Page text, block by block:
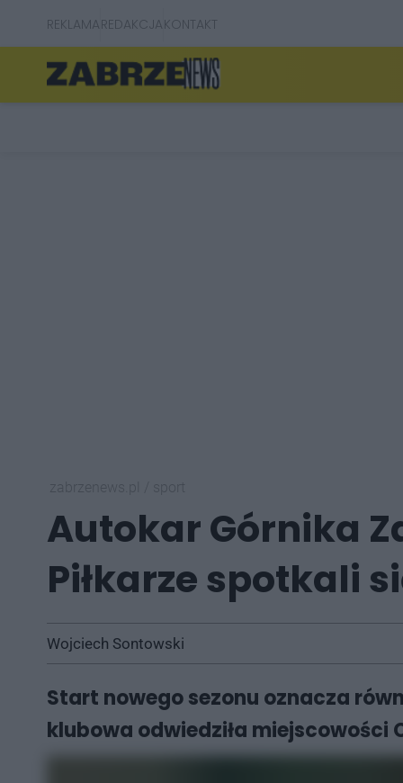
REKLAMAREDAKCJAKONTAKT
Autokar Górnika
Piłkarze spotkali
Wojciech Sontowski
Start nowego sezonu oznacza
klubowa odwiedziła